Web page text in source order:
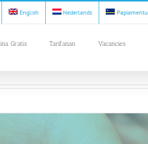
English Nederlands Papiamentu
Gratis Tarifanan Vacancies